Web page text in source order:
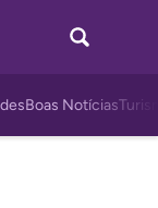
Boas Notícias